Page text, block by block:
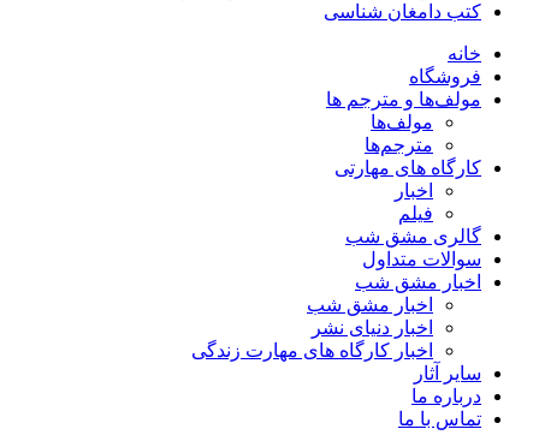
کتب دامغان شناسی
خانه
فروشگاه
مولف‌ها و مترجم ها
مولف‌ها
مترجم‌ها
کارگاه های مهارتی
اخبار
فیلم
گالری مشق شب
سوالات متداول
اخبار مشق شب
اخبار مشق شب
اخبار دنیای نشر
اخبار کارگاه های مهارت زندگی
سایر آثار
درباره ما
تماس با ما